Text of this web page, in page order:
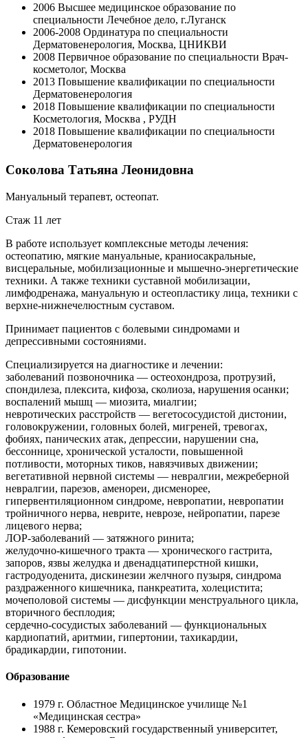
2006 Высшее медицинское образование по
специальности Лечебное дело, г.Луганск
2006-2008 Ординатура по специальности
Дерматовенерология, Москва, ЦНИКВИ
2008 Первичное образование по специальности Врач-
косметолог, Москва
2013 Повышение квалификации по специальности
Дерматовенерология
2018 Повышение квалификации по специальности
Косметология, Москва , РУДН
2018 Повышение квалификации по специальности
Дерматовенерология
Соколова Татьяна Леонидовна
Мануальный терапевт, остеопат.
Стаж 11 лет
В работе использует комплексные методы лечения:
остеопатию, мягкие мануальные, краниосакральные,
висцеральные, мобилизационные и мышечно-энергетические
техники. А также техники суставной мобилизации,
лимфодренажа, мануальную и остеопластику лица, техники с
верхне-нижнечелюстным суставом.
Принимает пациентов с болевыми синдромами и
депрессивными состояниями.
Cпециализируется на диагностике и лечении:
заболеваний позвоночника — остеохондроза, протрузий,
спондилеза, плексита, кифоза, сколиоза, нарушения осанки;
воспалений мышц — миозита, миалгии;
невротических расстройств — вегетососудистой дистонии,
головокружении, головных болей, мигреней, тревогах,
фобиях, панических атак, депрессии, нарушении сна,
бессоннице, хронической усталости, повышенной
потливости, моторных тиков, навязчивых движении;
вегетативной нервной системы — невралгии, межреберной
невралгии, парезов, аменореи, дисменорее,
гипервентиляционном синдроме, невропатии, невропатии
тройничного нерва, неврите, неврозе, нейропатии, парезе
лицевого нерва;
ЛОР-заболеваний — затяжного ринита;
желудочно-кишечного тракта — хронического гастрита,
запоров, язвы желудка и двенадцатиперстной кишки,
гастродуоденита, дискинезии желчного пузыря, синдрома
раздраженного кишечника, панкреатита, холецистита;
мочеполовой системы — дисфункции менструального цикла,
вторичного бесплодия;
сердечно-сосудистых заболеваний — функциональных
кардиопатий, аритмии, гипертонии, тахикардии,
брадикардии, гипотонии.
Образование
1979 г. Областное Медицинское училище №1
«Медицинская сестра»
1988 г. Кемеровский государственный университет,